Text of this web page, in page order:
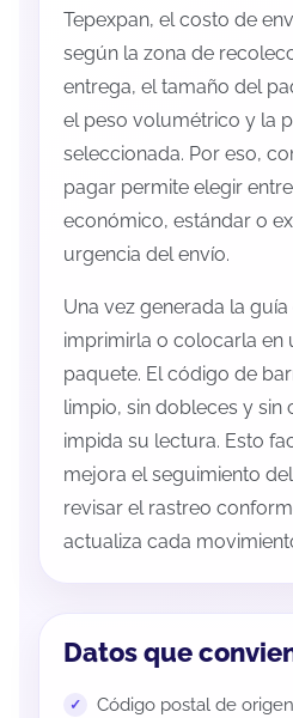
Tepexpan, el costo de
según la zona de
entrega, el tamaño del
el peso volumétrico y la
seleccionada. Por eso,
pagar permite elegir
económico, estándar o
urgencia del envío.
Una vez generada la
imprimirla o colocarla en
paquete. El código de
limpio, sin dobleces y sin
impida su lectura. Esto
mejora el seguimiento
revisar el rastreo
actualiza cada
Datos que
Código postal de